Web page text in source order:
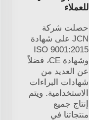
للعملاء
حصلت شركة
JCN على شهادة
ISO 9001:2015
وشهادة CE، فضلاً
عن العديد من
شهادات البراءات
الاستخدامية. ويتم
إنتاج جميع
منتجاتنا في